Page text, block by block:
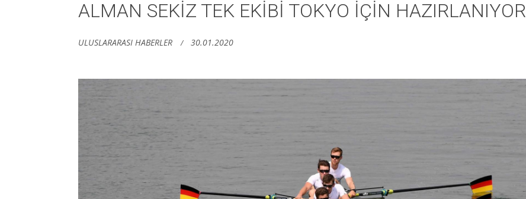
ALMAN SEKİZ TEK EKİBİ TOKYO İÇİN HAZIRLANIYOR
ULUSLARARASI HABERLER 30.01.2020